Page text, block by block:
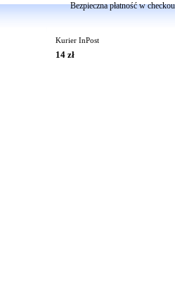
Bezpieczna płatność w
Kurier InPost
14 zł